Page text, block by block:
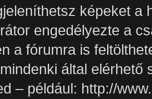
képeket a
engedélyezte a
a fórumra is
által
– például: http://